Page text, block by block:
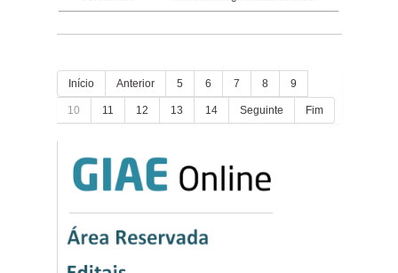
Início Anterior 5 6 7 8 9
10 11 12 13 14 Seguinte Fim